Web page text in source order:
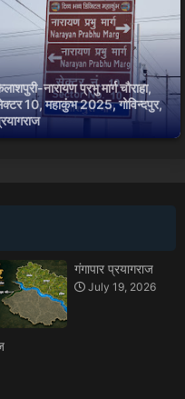
नारायण प्रभु मार्ग चौराहा,
10, महाकुंभ 2025, गोविन्दपुर,
गंगापार प्रयागराज
July 19, 2026